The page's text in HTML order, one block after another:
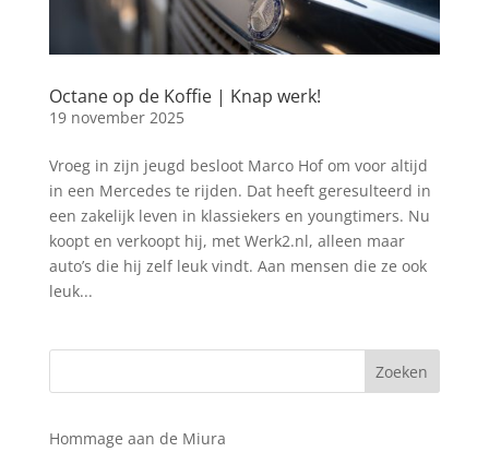
Octane op de Koffie | Knap werk!
19 november 2025
Vroeg in zijn jeugd besloot Marco Hof om voor altijd
in een Mercedes te rijden. Dat heeft geresulteerd in
een zakelijk leven in klassiekers en youngtimers. Nu
koopt en verkoopt hij, met Werk2.nl, alleen maar
auto’s die hij zelf leuk vindt. Aan mensen die ze ook
leuk...
Hommage aan de Miura